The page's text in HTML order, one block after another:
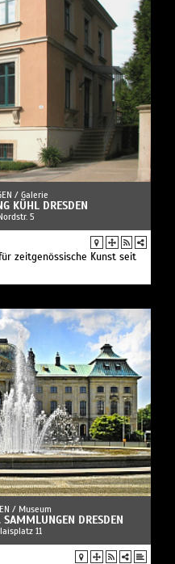
/ Galerie
KÜHL DRESDEN
5
zeitgenössische Kunst seit
/ Museum
SAMMLUNGEN DRESDEN
11